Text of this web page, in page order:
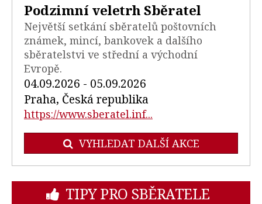
Podzimní veletrh Sběratel
Největší setkání sběratelů poštovních
známek, mincí, bankovek a dalšího
sběratelstvi ve střední a východní
Evropě.
04.09.2026 - 05.09.2026
Praha, Česká republika
https://www.sberatel.inf...
VYHLEDAT DALŠÍ AKCE
TIPY PRO SBĚRATELE